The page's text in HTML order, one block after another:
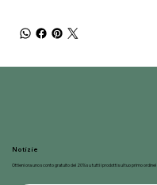
Notizie
Ottieni ora uno sconto gratuito del 20% su tutti i prodotti sul tuo primo ordine!